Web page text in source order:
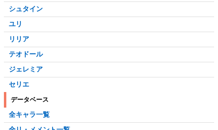
シュタイン
ユリ
リリア
テオドール
ジェレミア
セリエ
データベース
全キャラ一覧